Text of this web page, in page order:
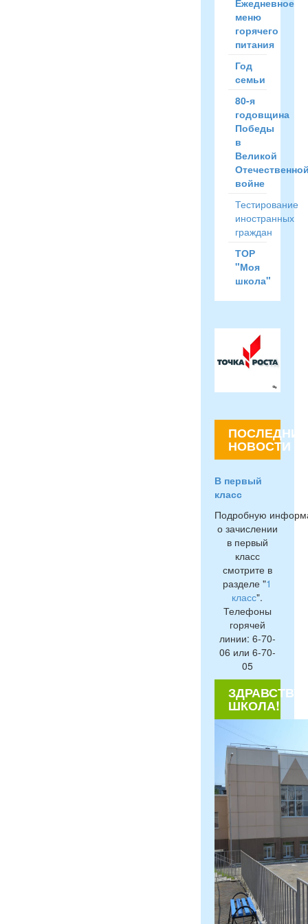
Ежедневное
меню
горячего
питания
Год
семьи
80-я
годовщина
Победы
в
Великой
войне
Тестирование
иностранных
граждан
ТОР
"Моя
школа"
ПОСЛЕДНИЕ
НОВОСТИ
В первый
класс
Подробную
о зачислении
в первый
класс
смотрите в
разделе "1
класс".
Телефоны
горячей
линии: 6-70-
06 или 6-70-
05
ШКОЛА!